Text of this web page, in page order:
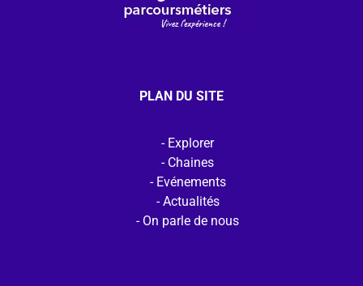
PLAN DU SITE
Explorer
Chaines
Evénements
Actualités
On parle de nous